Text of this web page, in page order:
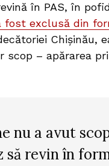
în PAS, în
fost exclusă din
Chișinău,
scop – apărarea
nu a avut
să revin în